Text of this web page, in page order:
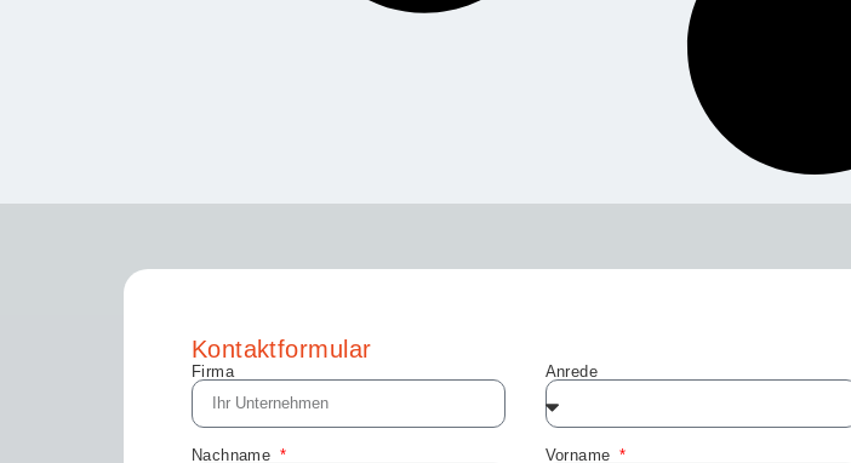
Kontaktformular
Firma Anrede
Nachname Vorname